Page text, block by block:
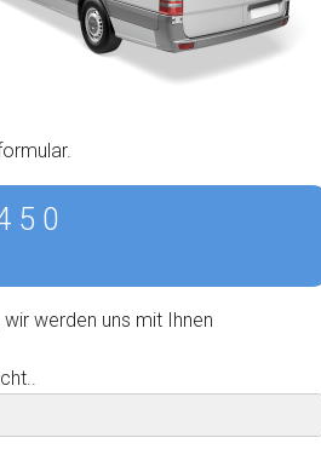
5 0
werden uns mit Ihnen